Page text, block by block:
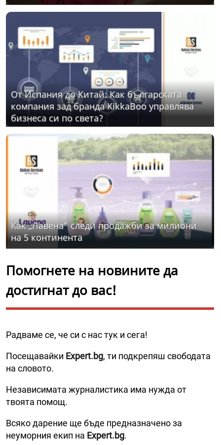
От Испания до Китай: Как българската
компания зад бранда KikkaBoo управлява
бизнеса си по света?
Как „Лавена” следи продажби за милиони
на 5 континента
Помогнете на новините да
достигнат до вас!
Радваме се, че си с нас тук и сега!
Посещавайки Expert.bg, ти подкрепяш свободата
на словото.
Независимата журналистика има нужда от
твоята помощ.
Всяко дарение ще бъде предназначено за
неуморния екип на Expert.bg.